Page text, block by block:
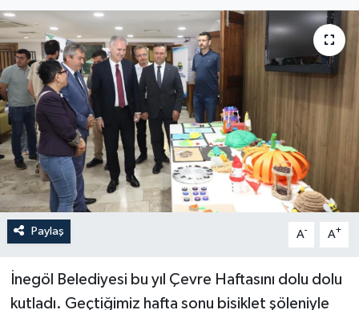
Paylaş A- A+
İnegöl Belediyesi bu yıl Çevre Haftasını dolu dolu
kutladı. Geçtiğimiz hafta sonu bisiklet şöleniyle
Spor
Türkiye